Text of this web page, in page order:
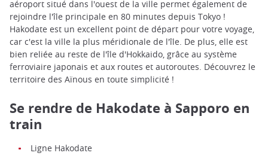
aéroport situé dans l'ouest de la ville permet également de
rejoindre l'île principale en 80 minutes depuis Tokyo !
Hakodate est un excellent point de départ pour votre voyage,
car c'est la ville la plus méridionale de l'île. De plus, elle est
bien reliée au reste de l'île d'Hokkaido, grâce au système
ferroviaire japonais et aux routes et autoroutes. Découvrez le
territoire des Aïnous en toute simplicité !
Se rendre de Hakodate à Sapporo en
train
Ligne Hakodate